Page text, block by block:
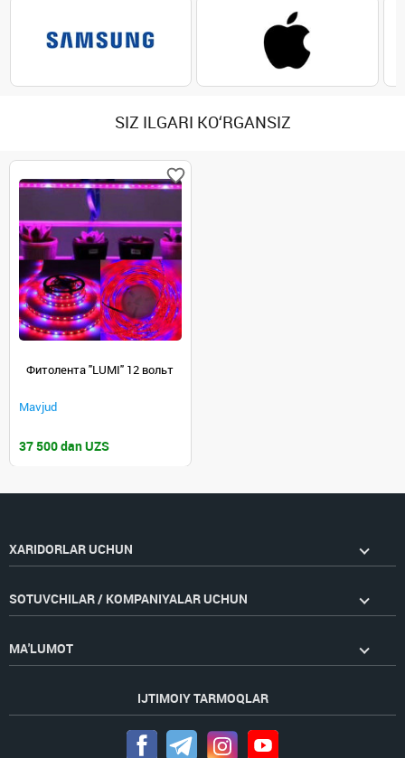
SIZ ILGARI KO‘RGANSIZ
Фитолента "LUMI" 12 вольт
Mavjud
37 500 dan UZS
XARIDORLAR UCHUN
SOTUVCHILAR / KOMPANIYALAR UCHUN
MA'LUMOT
IJTIMOIY TARMOQLAR